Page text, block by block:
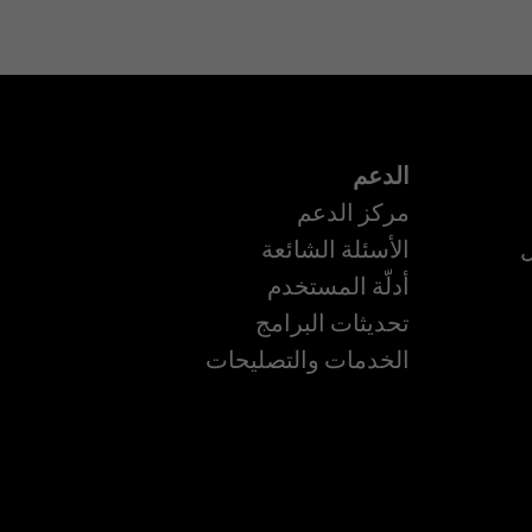
الدعم
مركز الدعم
الأسئلة الشائعة
أدلّة المستخدم
تحديثات البرامج
الخدمات والتصليحات